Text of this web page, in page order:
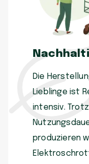
Die
Lieblinge ist
intensiv.
produzieren